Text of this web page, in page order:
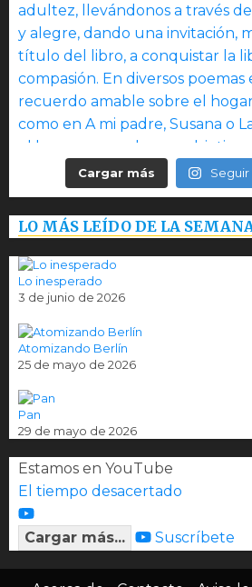
Cargar más Seguir
LO MÁS LEÍDO DE LA
Lo inesperado
3 de junio de 2026
Atomizando Berlín
25 de mayo de 2026
Pan
29 de mayo de 2026
Estamos en YouTube
El tiempo desacertado
Cargar más... Suscríbete